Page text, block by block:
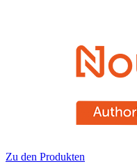
Zu den Produkten